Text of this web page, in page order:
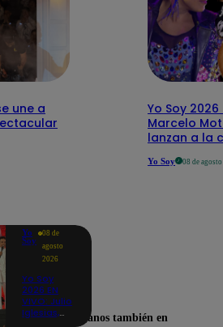
une a
Yo Soy 2026
Marcelo
lanzan a la
Yo Soy 08 de
Yo
Soy
08 de
agosto
2026
Yo Soy
2026 EN
VIVO: Julio
Iglesias,Encuéntranos también en